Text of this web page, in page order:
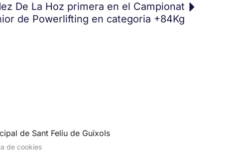
De La Hoz primera en el Campionat
de Powerlifting en categoria +84Kg
de Sant Feliu de Guíxols
de cookies